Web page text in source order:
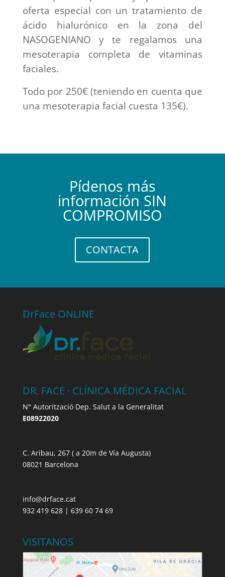
oferta especial con un tratamiento de
ácido hialurónico en la zona del
NASOGENIANO y te regalamos una
mesoterapia completa de vitaminas
faciales.
Todo por 250€ (teniendo en cuenta que
una mesoterapia facial cuesta 135€).
Pídenos más
información SIN
COMPROMISO
CONTACTA
DrFace ONLINE
DR. FACE · CLÍNICA MÉDICA FACIAL
N° Autorització Dep. Salut a la Generalitat
E08922020
C. Aribau, 267 ( a 20m de Vía Augusta)
08021 Barcelona
info@drface.cat
932 419 628 | 639 60 74 69
VISITANOS